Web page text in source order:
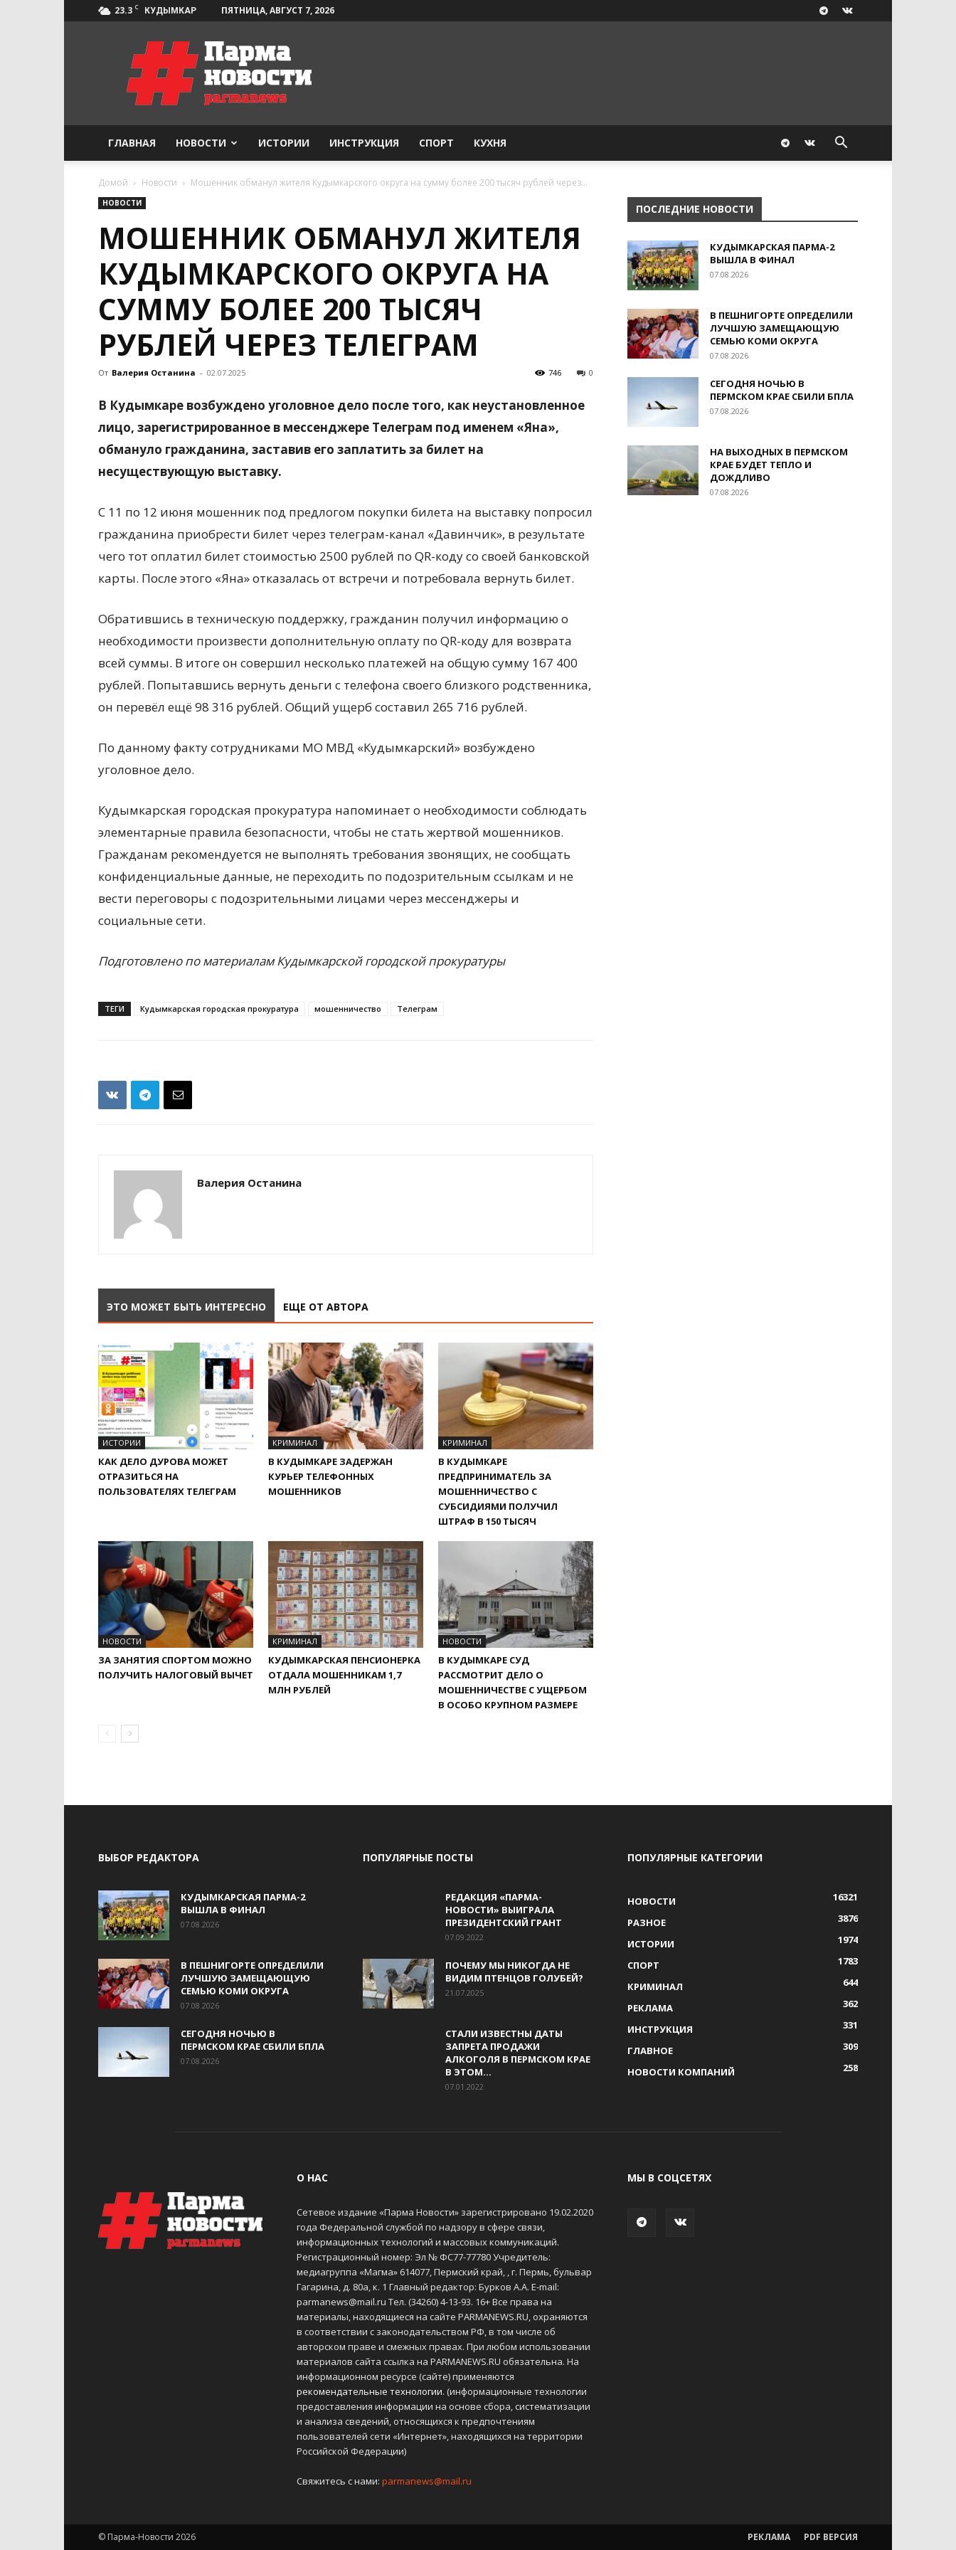
23.3 C КУДЫМКАР ПЯТНИЦА, АВГУСТ 7, 2026
Парма-
Новости
ГЛАВНАЯ НОВОСТИ ИСТОРИИ ИНСТРУКЦИЯ СПОРТ КУХНЯ
Домой Новости Мошенник обманул жителя Кудымкарского округа на сумму более 200 тысяч рублей через...
НОВОСТИ
МОШЕННИК ОБМАНУЛ ЖИТЕЛЯ
КУДЫМКАРСКОГО ОКРУГА НА
СУММУ БОЛЕЕ 200 ТЫСЯЧ
РУБЛЕЙ ЧЕРЕЗ ТЕЛЕГРАМ
От Валерия Останина - 02.07.2025 0
746
В Кудымкаре возбуждено уголовное дело после того, как неустановленное
лицо, зарегистрированное в мессенджере Телеграм под именем «Яна»,
обмануло гражданина, заставив его заплатить за билет на
несуществующую выставку.
С 11 по 12 июня мошенник под предлогом покупки билета на выставку попросил
гражданина приобрести билет через телеграм-канал «Давинчик», в результате
чего тот оплатил билет стоимостью 2500 рублей по QR-коду со своей банковской
карты. После этого «Яна» отказалась от встречи и потребовала вернуть билет.
Обратившись в техническую поддержку, гражданин получил информацию о
необходимости произвести дополнительную оплату по QR-коду для возврата
всей суммы. В итоге он совершил несколько платежей на общую сумму 167 400
рублей. Попытавшись вернуть деньги с телефона своего близкого родственника,
он перевёл ещё 98 316 рублей. Общий ущерб составил 265 716 рублей.
По данному факту сотрудниками МО МВД «Кудымкарский» возбуждено
уголовное дело.
Кудымкарская городская прокуратура напоминает о необходимости соблюдать
элементарные правила безопасности, чтобы не стать жертвой мошенников.
Гражданам рекомендуется не выполнять требования звонящих, не сообщать
конфиденциальные данные, не переходить по подозрительным ссылкам и не
вести переговоры с подозрительными лицами через мессенджеры и
социальные сети.
Подготовлено по материалам Кудымкарской городской прокуратуры
ТЕГИ Кудымкарская городская прокуратура мошенничество Телеграм
Валерия Останина
ЭТО МОЖЕТ БЫТЬ ИНТЕРЕСНО ЕЩЕ ОТ АВТОРА
ИСТОРИИ
КАК ДЕЛО ДУРОВА МОЖЕТ
ОТРАЗИТЬСЯ НА
ПОЛЬЗОВАТЕЛЯХ TEЛЕГРАМ
КРИМИНАЛ
В КУДЫМКАРЕ ЗАДЕРЖАН
КУРЬЕР ТЕЛЕФОННЫХ
МОШЕННИКОВ
КРИМИНАЛ
В КУДЫМКАРЕ
ПРЕДПРИНИМАТЕЛЬ ЗА
МОШЕННИЧЕСТВО С
СУБСИДИЯМИ ПОЛУЧИЛ
ШТРАФ В 150 ТЫСЯЧ
НОВОСТИ
ЗА ЗАНЯТИЯ СПОРТОМ МОЖНО
ПОЛУЧИТЬ НАЛОГОВЫЙ ВЫЧЕТ
КРИМИНАЛ
КУДЫМКАРСКАЯ ПЕНСИОНЕРКА
ОТДАЛА МОШЕННИКАМ 1,7
МЛН РУБЛЕЙ
НОВОСТИ
В КУДЫМКАРЕ СУД
РАССМОТРИТ ДЕЛО О
МОШЕННИЧЕСТВЕ С УЩЕРБОМ
В ОСОБО КРУПНОМ РАЗМЕРЕ
ПОСЛЕДНИЕ НОВОСТИ
КУДЫМКАРСКАЯ ПАРМА-2
ВЫШЛА В ФИНАЛ
07.08.2026
В ПЕШНИГОРТЕ ОПРЕДЕЛИЛИ
ЛУЧШУЮ ЗАМЕЩАЮЩУЮ
СЕМЬЮ КОМИ ОКРУГА
07.08.2026
СЕГОДНЯ НОЧЬЮ В
ПЕРМСКОМ КРАЕ СБИЛИ БПЛА
07.08.2026
НА ВЫХОДНЫХ В ПЕРМСКОМ
КРАЕ БУДЕТ ТЕПЛО И
ДОЖДЛИВО
07.08.2026
ВЫБОР РЕДАКТОРА
КУДЫМКАРСКАЯ ПАРМА-2
ВЫШЛА В ФИНАЛ
07.08.2026
В ПЕШНИГОРТЕ ОПРЕДЕЛИЛИ
ЛУЧШУЮ ЗАМЕЩАЮЩУЮ
СЕМЬЮ КОМИ ОКРУГА
07.08.2026
СЕГОДНЯ НОЧЬЮ В
ПЕРМСКОМ КРАЕ СБИЛИ БПЛА
07.08.2026
ПОПУЛЯРНЫЕ ПОСТЫ
РЕДАКЦИЯ «ПАРМА-
НОВОСТИ» ВЫИГРАЛА
ПРЕЗИДЕНТСКИЙ ГРАНТ
07.09.2022
ПОЧЕМУ МЫ НИКОГДА НЕ
ВИДИМ ПТЕНЦОВ ГОЛУБЕЙ?
21.07.2025
СТАЛИ ИЗВЕСТНЫ ДАТЫ
ЗАПРЕТА ПРОДАЖИ
АЛКОГОЛЯ В ПЕРМСКОМ КРАЕ
В ЭТОМ...
07.01.2022
ПОПУЛЯРНЫЕ КАТЕГОРИИ
НОВОСТИ
16321
РАЗНОЕ
3876
ИСТОРИИ
1974
СПОРТ
1783
КРИМИНАЛ
644
РЕКЛАМА
362
ИНСТРУКЦИЯ
331
ГЛАВНОЕ
309
НОВОСТИ КОМПАНИЙ
258
О НАС
Сетевое издание «Парма Новости» зарегистрировано 19.02.2020
года Федеральной службой по надзору в сфере связи,
информационных технологий и массовых коммуникаций.
Регистрационный номер: Эл № ФС77-77780 Учредитель:
медиагруппа «Магма» 614077, Пермский край, , г. Пермь, бульвар
Гагарина, д. 80а, к. 1 Главный редактор: Бурков А.А. E-mail:
parmanews@mail.ru Тел. (34260) 4-13-93. 16+ Все права на
материалы, находящиеся на сайте PARMANEWS.RU, охраняются
в соответствии с законодательством РФ, в том числе об
авторском праве и смежных правах. При любом использовании
материалов сайта ссылка на PARMANEWS.RU обязательна. На
информационном ресурсе (сайте) применяются
рекомендательные технологии. (информационные технологии
предоставления информации на основе сбора, систематизации
и анализа сведений, относящихся к предпочтениям
пользователей сети «Интернет», находящихся на территории
Российской Федерации)
Свяжитесь с нами: parmanews@mail.ru
МЫ В СОЦСЕТЯХ
РЕКЛАМА PDF ВЕРСИЯ
© Парма-Новости 2026